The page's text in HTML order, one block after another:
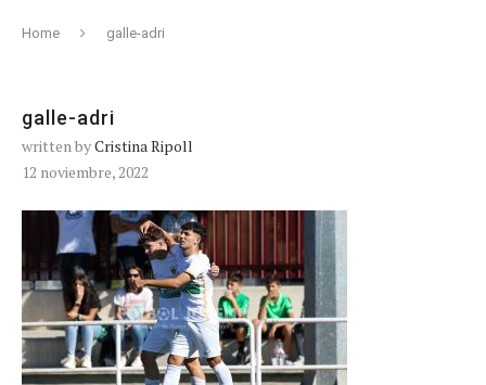
Home galle-adri
galle-adri
written byCristina Ripoll
12 noviembre, 2022